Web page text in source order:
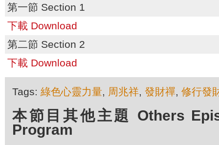
第一節 Section 1
下載 Download
第二節 Section 2
下載 Download
Tags: 綠色心靈力量, 周兆祥, 發財禪, 修行發
本節目其他主題 Others
Program